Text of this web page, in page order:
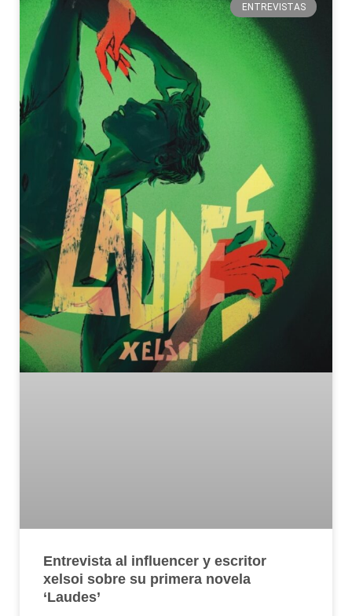
ENTREVISTAS
Entrevista al influencer y escritor
xelsoi sobre su primera novela
‘Laudes’